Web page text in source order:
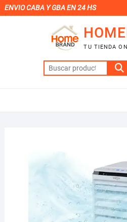
Saltar
al
ENVIO CABA Y GBA EN 24 HS
TU TIENDA
Buscar
por: